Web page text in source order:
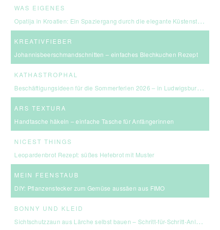
WAS EIGENES
Opatija in Kroatien: Ein Spaziergang durch die elegante Küstenstadt an der Kvarner Bucht
KREATIVFIEBER
Johannisbeerschmandschnitten – einfaches Blechkuchen Rezept
KATHASTROPHAL
Beschäftigungsideen für die Sommerferien 2026 – in Ludwigsburg, Stuttgart & Umgebung
ARS TEXTURA
Handtasche häkeln – einfache Tasche für Anfängerinnen
NICEST THINGS
Leopardenbrot Rezept: süßes Hefebrot mit Muster
MEIN FEENSTAUB
DIY: Pflanzenstecker zum Gemüse aussäen aus FIMO
BONNY UND KLEID
Sichtschutzzaun aus Lärche selbst bauen – Schritt-für-Schritt-Anleitung & Kosten